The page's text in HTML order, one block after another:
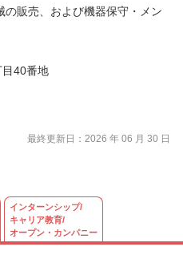
の販売、および機器保守・メン
40番地
最終更新日：2026 年 06 月 30 日
インターンシップ/
キャリア教育/
オープン・カンパニー